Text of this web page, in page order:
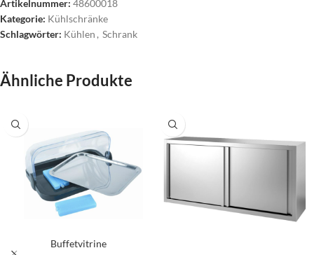
Artikelnummer: 48600018
Kategorie: Kühlschränke
Schlagwörter: Kühlen , Schrank
Ähnliche Produkte
Buffetvitrine